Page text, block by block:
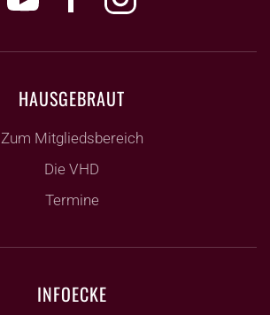
HAUSGEBRAUT
Zum Mitgliedsbereich
Die VHD
Termine
INFOECKE